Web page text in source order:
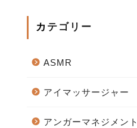
カテゴリー
ASMR
アイマッサージャー
アンガーマネジメント